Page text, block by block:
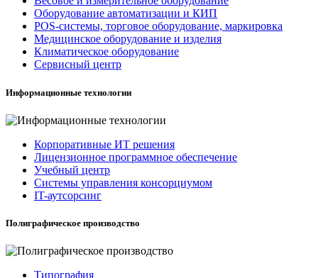
Оборудование автоматизации и КИП
POS-системы, торговое оборудование, маркировка
Медицинское оборудование и изделия
Климатическое оборудование
Сервисный центр
Информационные технологии
Корпоративные ИТ решения
Лицензионное программное обеспечение
Учебный центр
Системы управления консорциумом
IT-аутсорсинг
Полиграфическое производство
Типография